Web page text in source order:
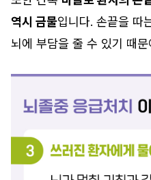
역시 금물입니다. 손끝을 따
뇌에 부담을 줄 수 있기 때문